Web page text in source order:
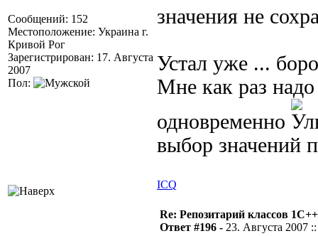
Сообщений: 152
Местоположение: Украина г.
Кривой Рог
Зарегистрирован: 17. Августа
2007
Пол:
значения не
Устал уже ...
Мне как раз
одновременно
выбор значений
ICQ
Re: Репозитарий классов
Ответ #196 - 23. Августа 2007